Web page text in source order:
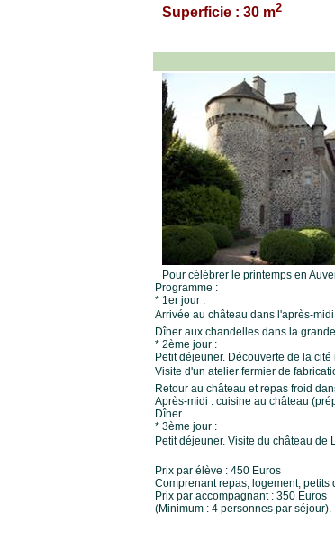
Superficie : 30 m2
Pour célébrer le printemps en
Programme :
* 1er jour :
Arrivée au château dans l'après-
Dîner aux chandelles dans la
* 2ème jour :
Petit déjeuner. Découverte de la
Visite d'un atelier fermier de
Retour au château et repas froid
Après-midi : cuisine au château
Dîner.
* 3ème jour :
Petit déjeuner. Visite du château de
Prix par élève : 450 Euros
Comprenant repas, logement,
Prix par accompagnant : 350 Euros
(Minimum : 4 personnes par séjour).